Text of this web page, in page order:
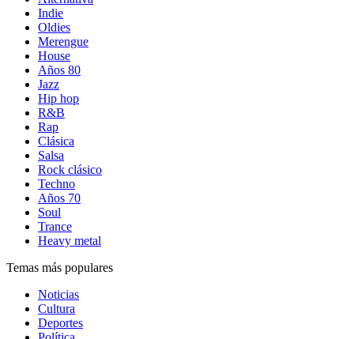
Indie
Oldies
Merengue
House
Años 80
Jazz
Hip hop
R&B
Rap
Clásica
Salsa
Rock clásico
Techno
Años 70
Soul
Trance
Heavy metal
Temas más populares
Noticias
Cultura
Deportes